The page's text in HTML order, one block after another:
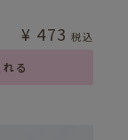
る
¥ 473 税込